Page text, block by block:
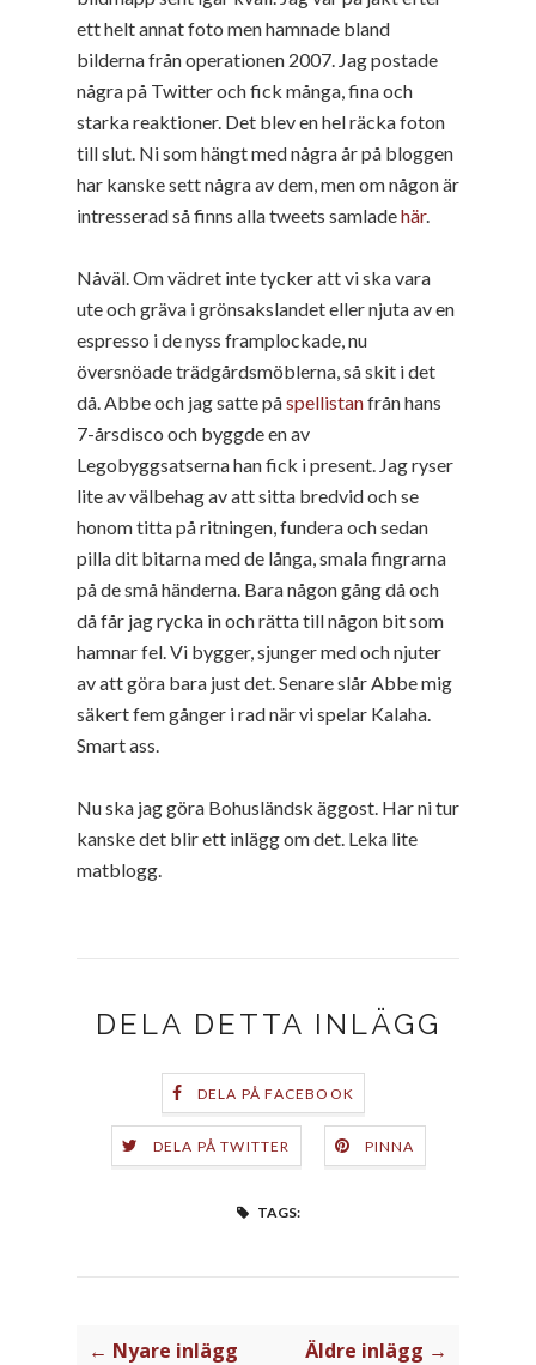
ett helt annat foto men hamnade bland
bilderna från operationen 2007. Jag postade
några på Twitter och fick många, fina och
starka reaktioner. Det blev en hel räcka foton
till slut. Ni som hängt med några år på bloggen
har kanske sett några av dem, men om någon är
intresserad så finns alla tweets samladehär.
Nåväl. Om vädret inte tycker att vi ska vara
ute och gräva i grönsakslandet eller njuta av en
espresso i de nyss framplockade, nu
översnöade trädgårdsmöblerna, så skit i det
då. Abbe och jag satte påspellistanfrån hans
7-årsdisco och byggde en av
Legobyggsatserna han fick i present. Jag ryser
lite av välbehag av att sitta bredvid och se
honom titta på ritningen, fundera och sedan
pilla dit bitarna med de långa, smala fingrarna
på de små händerna. Bara någon gång då och
då får jag rycka in och rätta till någon bit som
hamnar fel. Vi bygger, sjunger med och njuter
av att göra bara just det. Senare slår Abbe mig
säkert fem gånger i rad när vi spelar Kalaha.
Smart ass.
Nu ska jag göra Bohusländsk äggost. Har ni tur
kanske det blir ett inlägg om det. Leka lite
matblogg.
DELA DETTA INLÄGG
DELA PÅ FACEBOOK
DELA PÅ TWITTER PINNA
TAGS:
← Nyare inlägg Äldre inlägg →